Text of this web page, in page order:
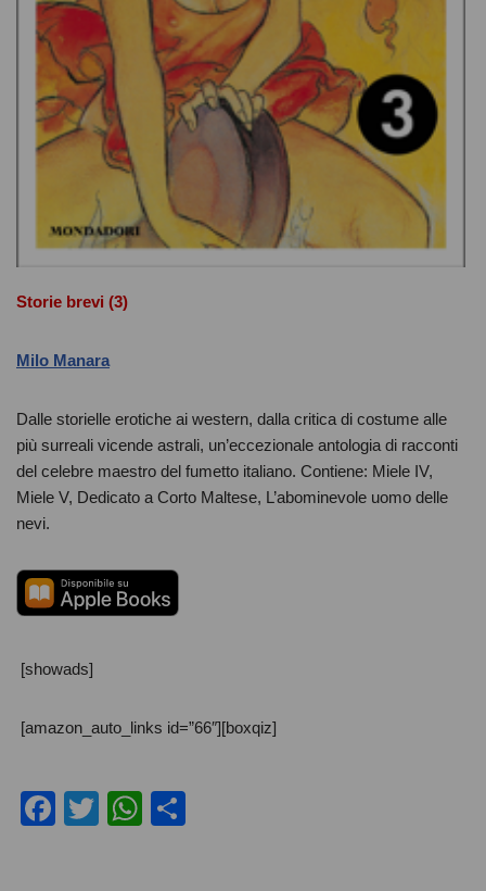
Storie brevi (3)
Milo Manara
Dalle storielle erotiche ai western, dalla critica di costume alle
più surreali vicende astrali, un’eccezionale antologia di racconti
del celebre maestro del fumetto italiano. Contiene: Miele IV,
Miele V, Dedicato a Corto Maltese, L’abominevole uomo delle
nevi.
[showads]
[amazon_auto_links id=”66″][boxqiz]
F
T
W